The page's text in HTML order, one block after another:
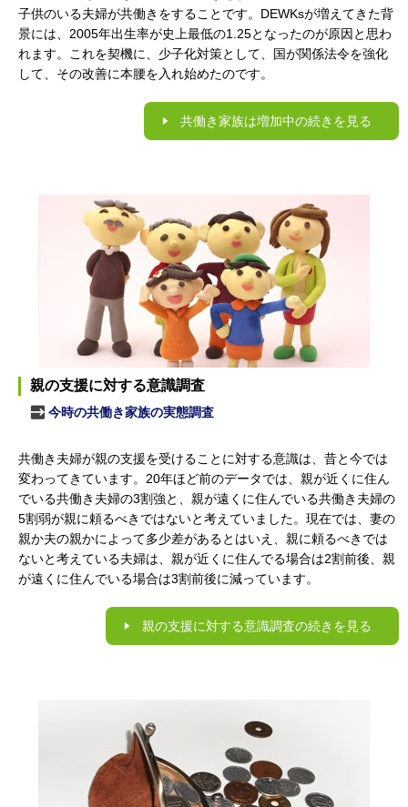
子供のいる夫婦が共働きをすることです。DEWKsが増えてきた背
景には、2005年出生率が史上最低の1.25となったのが原因と思わ
れます。これを契機に、少子化対策として、国が関係法令を強化
して、その改善に本腰を入れ始めたのです。
共働き家族は増加中の続きを見る
親の支援に対する意識調査
今時の共働き家族の実態調査
共働き夫婦が親の支援を受けることに対する意識は、昔と今では
変わってきています。20年ほど前のデータでは、親が近くに住ん
でいる共働き夫婦の3割強と、親が遠くに住んでいる共働き夫婦の
5割弱が親に頼るべきではないと考えていました。現在では、妻の
親か夫の親かによって多少差があるとはいえ、親に頼るべきでは
ないと考えている夫婦は、親が近くに住んでる場合は2割前後、親
が遠くに住んでいる場合は3割前後に減っています。
親の支援に対する意識調査の続きを見る